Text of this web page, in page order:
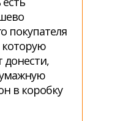
покупателя
донести,
в коробку